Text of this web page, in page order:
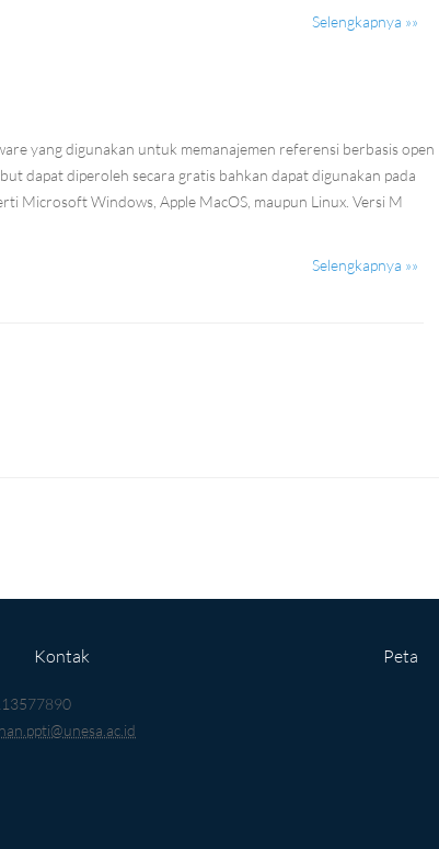
Selengkapnya »»
yang digunakan untuk memanajemen referensi berbasis open
dapat diperoleh secara gratis bahkan dapat digunakan pada
Microsoft Windows, Apple MacOS, maupun Linux. Versi M
Selengkapnya »»
Kontak Peta